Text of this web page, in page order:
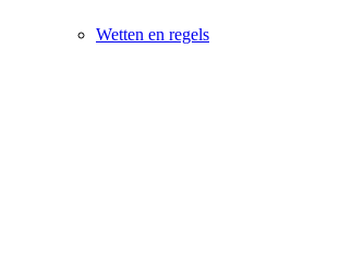
Wetten en regels